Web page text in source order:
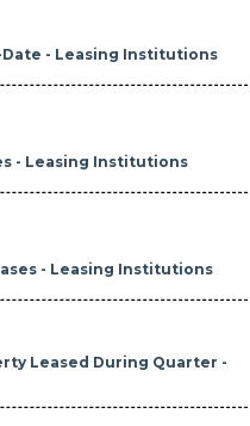
- Leasing Institutions
- Leasing Institutions
- Leasing Institutions
Leased During Quarter -